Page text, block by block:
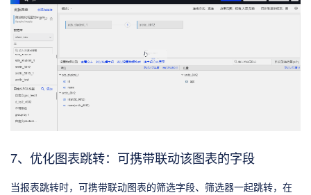
7、优化图表跳转：可携带联动该图表的字段
当报表跳转时，可携带联动图表的筛选字段、筛选器一起跳转，在